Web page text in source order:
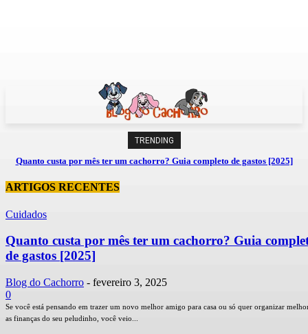
TRENDING
Quanto custa por mês ter um cachorro? Guia completo de gastos [2025]
ARTIGOS RECENTES
Cuidados
Quanto custa por mês ter um cachorro? Guia
de gastos [2025]
Blog do Cachorro - fevereiro 3, 2025
0
Se você está pensando em trazer um novo melhor amigo para casa ou só quer organizar
as finanças do seu peludinho, você veio...